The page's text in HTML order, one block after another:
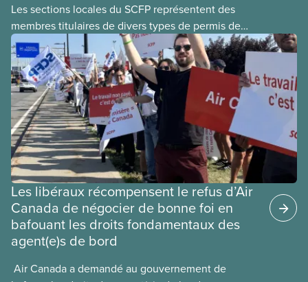
Les sections locales du SCFP représentent des
membres titulaires de divers types de permis de
travail temporaires, incluant les permis pour
travailleuses et travailleurs étrangers temporaires,
les permis d’études et les permis de
travail postdiplôme.
Les libéraux récompensent le refus d’Air
Canada de négocier de bonne foi en
bafouant les droits fondamentaux des
agent(e)s de bord
​ Air Canada a demandé au gouvernement de